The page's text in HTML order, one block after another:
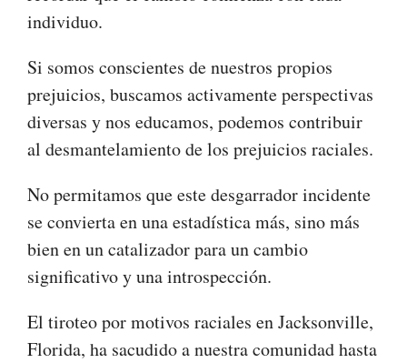
individuo.
Si somos conscientes de nuestros propios
prejuicios, buscamos activamente perspectivas
diversas y nos educamos, podemos contribuir
al desmantelamiento de los prejuicios raciales.
No permitamos que este desgarrador incidente
se convierta en una estadística más, sino más
bien en un catalizador para un cambio
significativo y una introspección.
El tiroteo por motivos raciales en Jacksonville,
Florida, ha sacudido a nuestra comunidad hasta